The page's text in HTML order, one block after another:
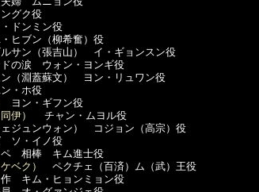
ク役
ンミン役
ン（柳希奮）役
張吉山）　イ・ギョンスン役
　ウォン・ヨンギ役
蘇文）　ヨン・リュワン役
・ホ役
ヨン・ギフン役
伊）
  チャン・ムヨル役
ウォン）　コジョン（高宗）役
・イノ役
棒　キム進士役
ベク）
ペクチェ（百済）ム（武）王役
ム・ヒョンミョン役